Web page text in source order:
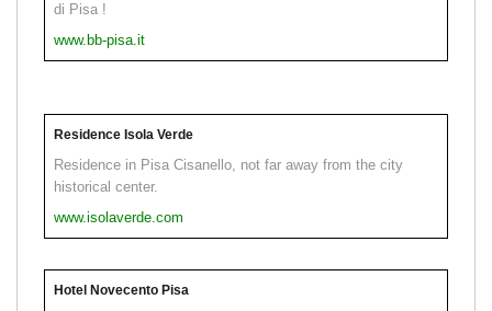
di Pisa !
www.bb-pisa.it
Residence Isola Verde
Residence in Pisa Cisanello, not far away from the city
historical center.
www.isolaverde.com
Hotel Novecento Pisa